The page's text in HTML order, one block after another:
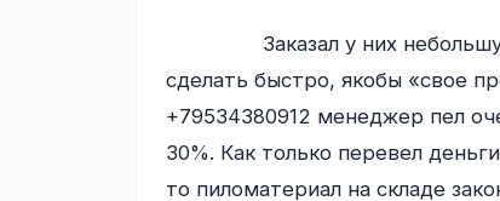
сделать быстро, якобы «свое
+79534380912 менеджер пел
30%. Как только перевел
то пиломатериал на складе